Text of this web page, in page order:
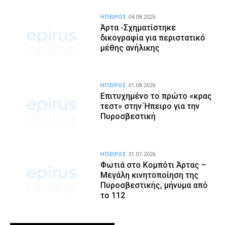
Άρτα -Σχηματίστηκε
δικογραφία για περιστατικό
μέθης ανήλικης
ΗΠΕΙΡΟΣ 04.08.2026
Επιτυχημένο το πρώτο «κρας
τεστ» στην Ήπειρο για την
Πυροσβεστική
ΗΠΕΙΡΟΣ 01.08.2026
Φωτιά στο Κομπότι Άρτας –
Μεγάλη κινητοποίηση της
Πυροσβεστικής, μήνυμα από
το 112
ΗΠΕΙΡΟΣ 31.07.2026